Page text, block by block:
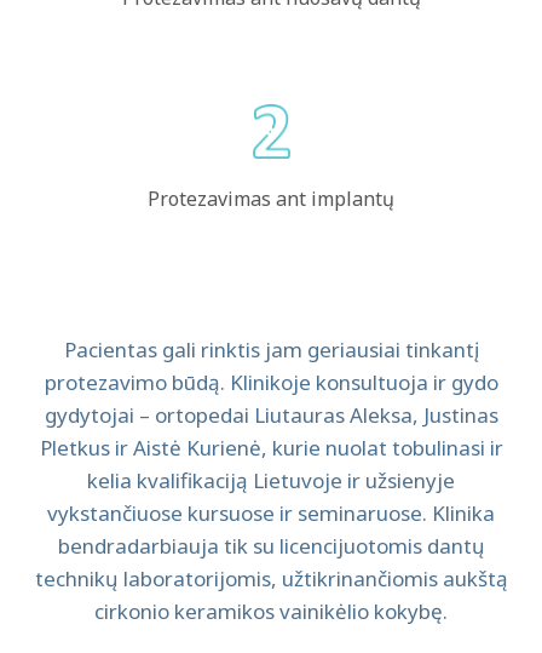
Protezavimas ant implantų
Pacientas gali rinktis jam geriausiai tinkantį
protezavimo būdą. Klinikoje konsultuoja ir gydo
gydytojai – ortopedai Liutauras Aleksa, Justinas
Pletkus ir Aistė Kurienė, kurie nuolat tobulinasi ir
kelia kvalifikaciją Lietuvoje ir užsienyje
vykstančiuose kursuose ir seminaruose. Klinika
bendradarbiauja tik su licencijuotomis dantų
technikų laboratorijomis, užtikrinančiomis aukštą
cirkonio keramikos vainikėlio kokybę.